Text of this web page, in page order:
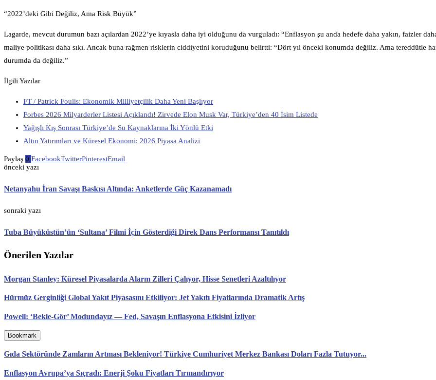
“2022’deki Gibi Değiliz, Ama Risk Büyük”
Lagarde, mevcut durumun bazı açılardan 2022’ye kıyasla daha iyi olduğunu da vurguladı: “Enflasyon şu anda hedefe daha yakın, faizler
maliye politikası daha sıkı. Ancak buna rağmen risklerin ciddiyetini koruduğunu belirtti: “Dört yıl önceki konumda değiliz. Ama tereddütle
durumda da değiliz.”
İlgili Yazılar
FT / Patrick Foulis: Ekonomik Milliyetçilik Daha Yeni Başlıyor
Forbes 2026 Milyarderler Listesi Açıklandı! Zirvede Elon Musk Var, Türkiye’den 40 İsim Listede
Yağışlı Kış Sonrası Türkiye’de Su Kaynaklarına İki Yönlü Etki
Altın Yatırımları ve Küresel Ekonomi: 2026 Piyasa Analizi
Paylaş 0 FacebookTwitterPinterestEmail
önceki yazı
Netanyahu İran Savaşı Baskısı Altında: Anketlerde Güç Kazanamadı
sonraki yazı
Tuba Büyüküstün’ün ‘Sultana’ Filmi İçin Gösterdiği Direk Dans Performansı Tanıtıldı
Önerilen Yazılar
Morgan Stanley: Küresel Piyasalarda Alarm Zilleri Çalıyor, Hisse Senetleri Azaltılıyor
Hürmüz Gerginliği Global Yakıt Piyasasını Etkiliyor: Jet Yakıtı Fiyatlarında Dramatik Artış
Powell: ‘Bekle-Gör’ Modundayız — Fed, Savaşın Enflasyona Etkisini İzliyor
Bookmark
Gıda Sektöründe Zamların Artması Bekleniyor! Türkiye Cumhuriyet Merkez Bankası Doları Fazla Tutuyor...
Enflasyon Avrupa’ya Sıçradı: Enerji Şoku Fiyatları Tırmandırıyor